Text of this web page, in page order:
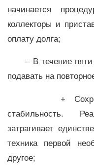
начинается
коллекторы и
оплату долга;
– В течение пяти
подавать на
+
стабильность.
затрагивает
техника первой
другое;